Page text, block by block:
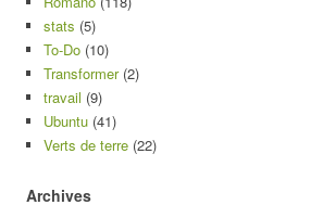
stats (5)
To-Do (10)
Transformer(2)
travail (9)
Ubuntu (41)
Verts de terre (22)
Archives